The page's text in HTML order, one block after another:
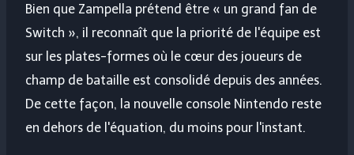
Bien que Zampella prétend être « un grand fan de
Switch », il reconnaît que la priorité de l'équipe est
sur les plates-formes où le cœur des joueurs de
champ de bataille est consolidé depuis des années.
De cette façon, la nouvelle console Nintendo reste
en dehors de l'équation, du moins pour l'instant.